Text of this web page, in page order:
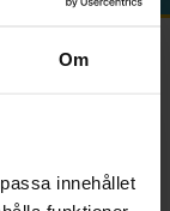
Om
innehållet